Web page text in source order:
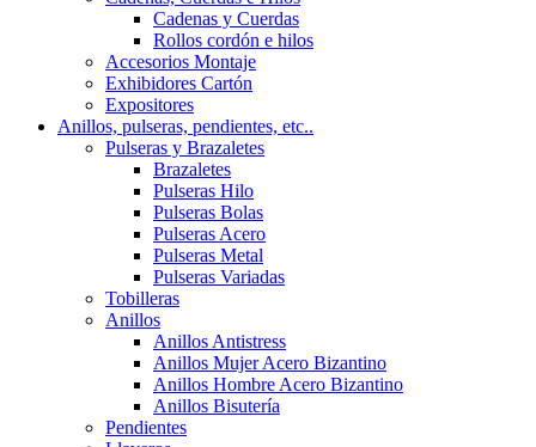
Cadenas y Cuerdas
Rollos cordón e hilos
Accesorios Montaje
Exhibidores Cartón
Expositores
Anillos, pulseras, pendientes, etc..
Pulseras y Brazaletes
Brazaletes
Pulseras Hilo
Pulseras Bolas
Pulseras Acero
Pulseras Metal
Pulseras Variadas
Tobilleras
Anillos
Anillos Antistress
Anillos Mujer Acero Bizantino
Anillos Hombre Acero Bizantino
Anillos Bisutería
Pendientes